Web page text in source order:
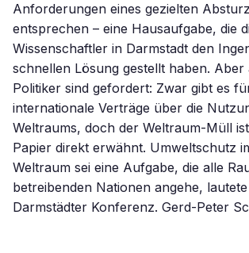
Anforderungen eines gezielten
entsprechen – eine Hausaufgabe, die
Wissenschaftler in Darmstadt den
schnellen Lösung gestellt haben. Aber
Politiker sind gefordert: Zwar gibt es
internationale Verträge über die
Weltraums, doch der Weltraum-Müll
Papier direkt erwähnt. Umweltschutz
Weltraum sei eine Aufgabe, die alle
betreibenden Nationen angehe,
Darmstädter Konferenz. Gerd-Peter